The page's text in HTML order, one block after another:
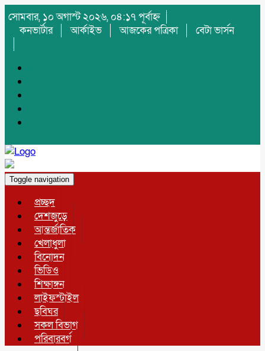
সোমবার, ১০ অগাস্ট ২০২৬, ০৪:১৭ পূর্বাহ্ন
কনভার্টার
আর্কাইভ আজকের পত্রিকা বেটা ভার্সন
Toggle navigation
প্রচ্ছদ
দেশজুড়ে
আন্তর্জাতিক
খেলাধুলা
বিনোদন
ভিডিও
শিক্ষাঙ্গন
লাইফস্টাইল
ছবিঘর
সকল বিভাগ
পরিবারবর্গ